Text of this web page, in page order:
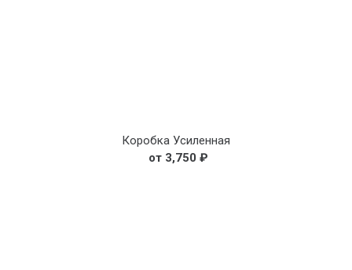
Коробка Усиленная
3,750 ₽